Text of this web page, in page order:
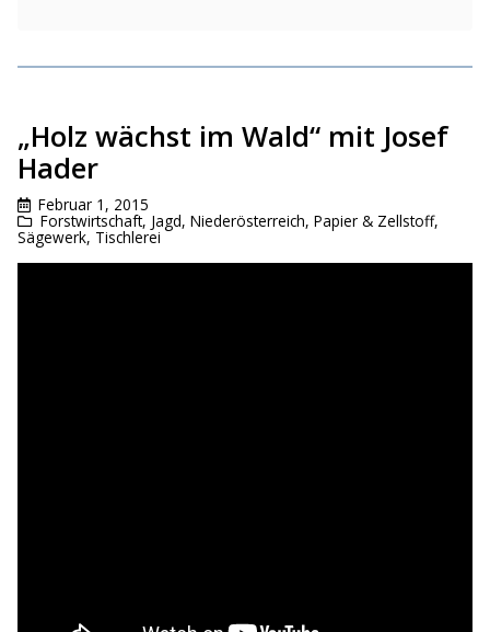
„Holz wächst im Wald“ mit Josef
Hader
Februar 1, 2015
Forstwirtschaft, Jagd, Niederösterreich, Papier & Zellstoff,
Sägewerk, Tischlerei